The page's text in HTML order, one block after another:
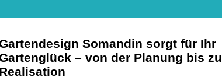
Somandin sorgt für Ihr
– von der Planung bis
Realisation